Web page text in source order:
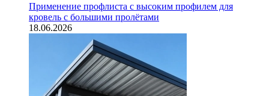
Применение профлиста с высоким профилем для
кровель с большими пролётами
18.06.2026